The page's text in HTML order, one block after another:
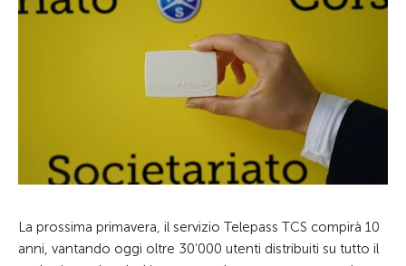
La prossima primavera, il servizio Telepass TCS compirà 10
anni, vantando oggi oltre 30’000 utenti distribuiti su tutto il